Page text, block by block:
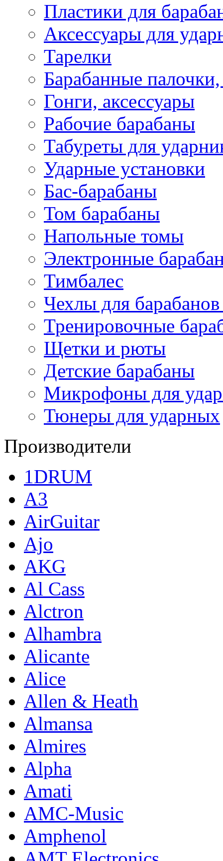
Пластики для
Аксессуары для
Тарелки
Барабанные палочки,
Гонги, аксессуары
Рабочие барабаны
Табуреты для
Ударные установки
Бас-барабаны
Том барабаны
Напольные томы
Электронные
Тимбалес
Чехлы для
Тренировочные
Щетки и рюты
Детские барабаны
Микрофоны для
Тюнеры для ударных
Производители
1DRUM
A3
AirGuitar
Ajo
AKG
Al Cass
Alctron
Alhambra
Alicante
Alice
Allen & Heath
Almansa
Almires
Alpha
Amati
AMC-Music
Amphenol